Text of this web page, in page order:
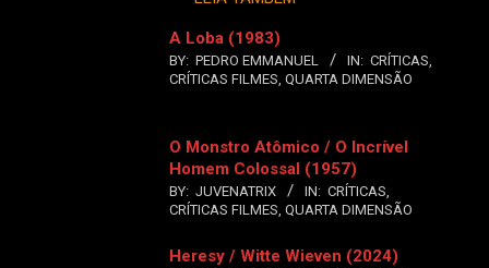
A Loba (1983)
BY: PEDRO EMMANUEL IN: CRÍTICAS
CRÍTICAS FILMES QUARTA DIMENSÃO
O Monstro Atômico / O Incrível
Homem Colossal (1957)
BY: JUVENATRIX IN: CRÍTICAS
CRÍTICAS FILMES QUARTA DIMENSÃO
Heresy / Witte Wieven (2024)